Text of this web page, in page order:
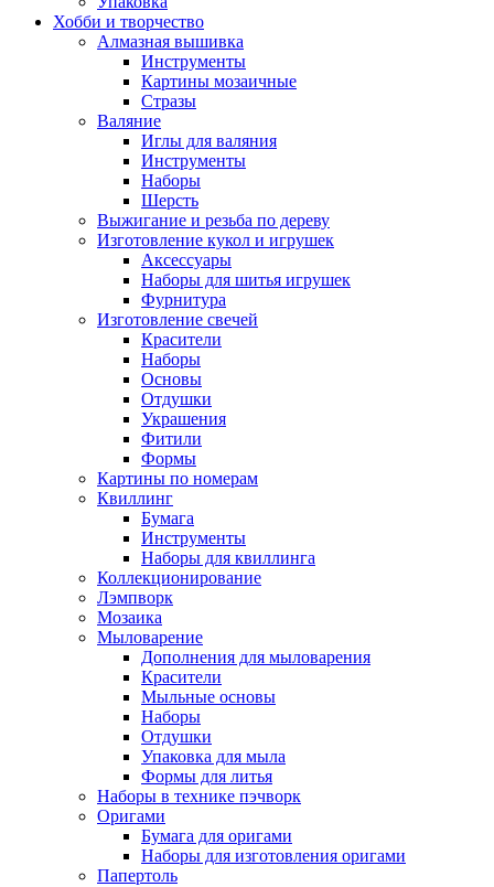
Хобби и творчество
Алмазная вышивка
Инструменты
Картины мозаичные
Стразы
Валяние
Иглы для валяния
Инструменты
Наборы
Шерсть
Выжигание и резьба по дереву
Изготовление кукол и игрушек
Аксессуары
Наборы для шитья игрушек
Фурнитура
Изготовление свечей
Красители
Наборы
Основы
Отдушки
Украшения
Фитили
Формы
Картины по номерам
Квиллинг
Бумага
Инструменты
Наборы для квиллинга
Коллекционирование
Лэмпворк
Мозаика
Мыловарение
Дополнения для мыловарения
Красители
Мыльные основы
Наборы
Отдушки
Упаковка для мыла
Формы для литья
Наборы в технике пэчворк
Оригами
Бумага для оригами
Наборы для изготовления оригами
Папертоль